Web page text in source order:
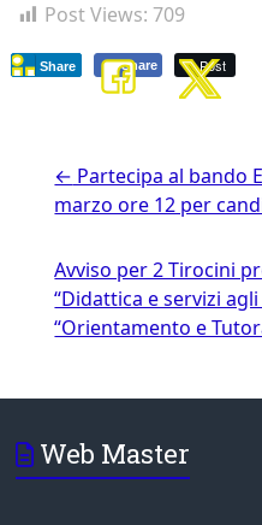
Post Views: 709
Share Post
Share
← Partecipa al bando
marzo ore 12 per
Avviso per 2 Tirocini
“Didattica e servizi
“Orientamento e
Web Master